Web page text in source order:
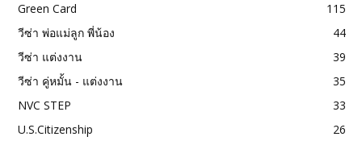
Green Card
115
วีซ่า พ่อแม่ลูก พี่น้อง
44
วีซ่า แต่งงาน
39
วีซ่า คู่หมั้น - แต่งงาน
35
NVC STEP
33
U.S.Citizenship
26